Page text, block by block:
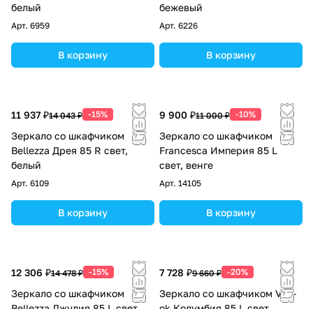
белый
Арт. 6959
В корзину
бежевый
Арт. 6226
В корзину
11 937 ₽14 043 ₽ -15%
Зеркало со шкафчиком
Bellezza Дрея 85 R свет,
белый
Арт. 6109
В корзину
9 900 ₽11 000 ₽ -10%
Зеркало со шкафчиком
Francesca Империя 85 L
свет, венге
Арт. 14105
В корзину
12 306 ₽14 478 ₽ -15%
Зеркало со шкафчиком
7 728 ₽9 660 ₽ -20%
Зеркало со шкафчиком Vod-